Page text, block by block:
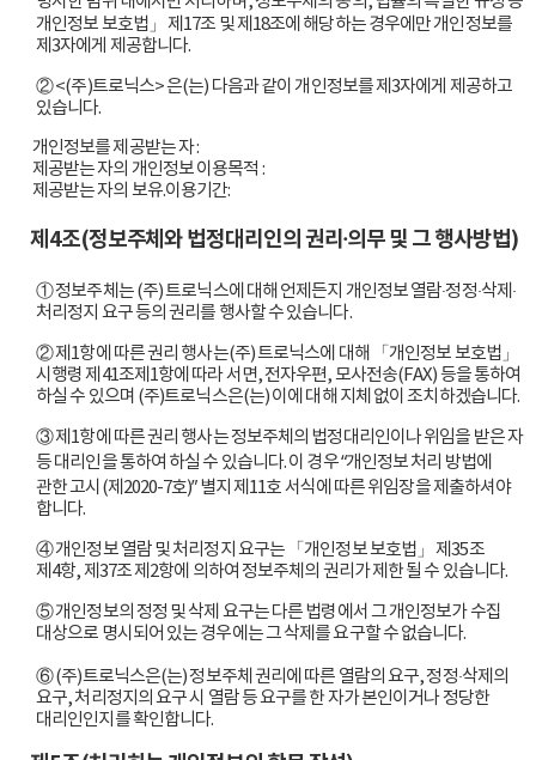
개인정보 보호법」 제17조 및 제18조에 해당하는 경우에만 개인정보를
제3자에게 제공합니다.
② <(주)트로닉스> 은(는) 다음과 같이 개인정보를 제3자에게 제공하고
있습니다.
제4조(정보주체와 법정대리인의 권리·의무 및 그 행사방법)
① 정보주체는 (주) 트로닉스에 대해 언제든지 개인정보 열람·정정·삭제·
처리정지 요구 등의 권리를 행사할 수 있습니다.
② 제1항에 따른 권리 행사는(주) 트로닉스에 대해 「개인정보 보호법」
시행령 제41조제1항에 따라 서면, 전자우편, 모사전송(FAX) 등을 통하여
하실 수 있으며 (주)트로닉스은(는) 이에 대해 지체 없이 조치하겠습니다.
③ 제1항에 따른 권리 행사는 정보주체의 법정대리인이나 위임을 받은 자
등 대리인을 통하여 하실 수 있습니다. 이 경우 “개인정보 처리 방법에
관한 고시(제2020-7호)” 별지 제11호 서식에 따른 위임장을 제출하셔야
합니다.
④ 개인정보 열람 및 처리정지 요구는 「개인정보 보호법」 제35조
제4항, 제37조 제2항에 의하여 정보주체의 권리가 제한 될 수 있습니다.
⑤ 개인정보의 정정 및 삭제 요구는 다른 법령에서 그 개인정보가 수집
대상으로 명시되어 있는 경우에는 그 삭제를 요구할 수 없습니다.
⑥ (주)트로닉스은(는) 정보주체 권리에 따른 열람의 요구, 정정·삭제의
요구, 처리정지의 요구 시 열람 등 요구를 한 자가 본인이거나 정당한
대리인인지를 확인합니다.